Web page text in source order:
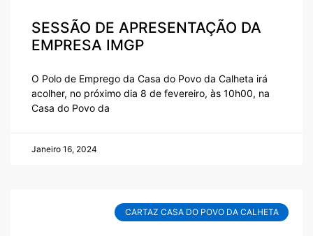
SESSÃO DE APRESENTAÇÃO DA
EMPRESA IMGP
O Polo de Emprego da Casa do Povo da Calheta irá
acolher, no próximo dia 8 de fevereiro, às 10h00, na
Casa do Povo da
Janeiro 16, 2024
CARTAZ CASA DO POVO DA CALHETA